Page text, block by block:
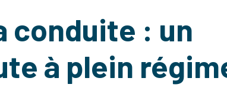
conduite : un
à plein